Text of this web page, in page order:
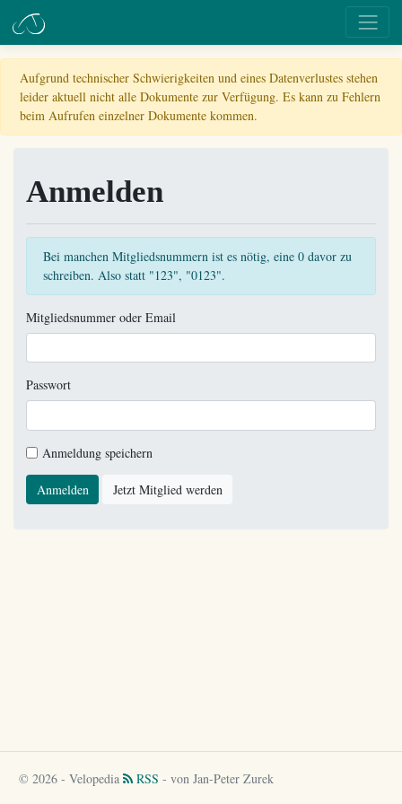
Aufgrund technischer Schwierigkeiten und eines Datenverlustes stehen
leider aktuell nicht alle Dokumente zur Verfügung. Es kann zu Fehlern
beim Aufrufen einzelner Dokumente kommen.
Anmelden
Bei manchen Mitgliedsnummern ist es nötig, eine 0 davor zu
schreiben. Also statt "123", "0123".
Mitgliedsnummer oder Email
Passwort
Anmeldung speichern
Anmelden Jetzt Mitglied werden
© 2026 - Velopedia RSS - von Jan-Peter Zurek